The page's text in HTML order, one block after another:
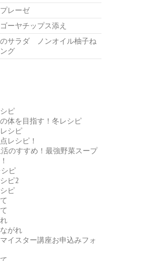
レーゼ
ーヤチップス添え
サラダ ノンオイル柚子ね
グ
ピ
体を目指す！冬レシピ
シピ
レシピ！
活のすすめ！最強野菜スープ
ピ
ピ2
ピ
がれ
イスター講座お申込みフォ